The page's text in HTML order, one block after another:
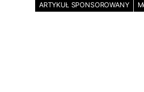
ARTYKUŁ SPONSOROWANY